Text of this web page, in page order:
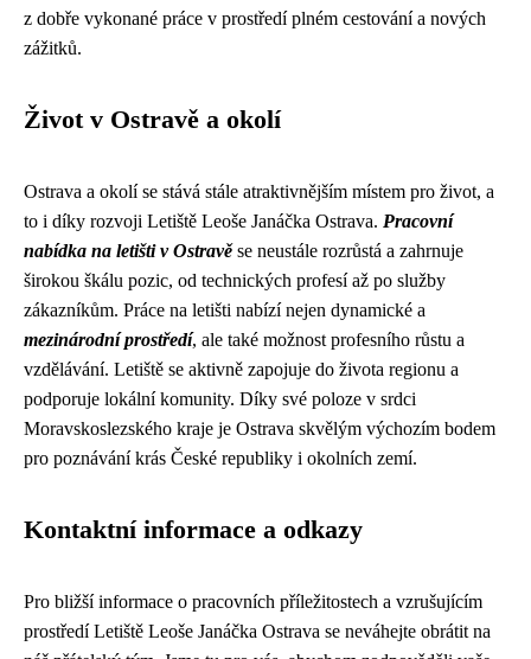
z dobře vykonané práce v prostředí plném cestování a nových
zážitků.
Život v Ostravě a okolí
Ostrava a okolí se stává stále atraktivnějším místem pro život, a
to i díky rozvoji Letiště Leoše Janáčka Ostrava. Pracovní
nabídka na letišti v Ostravěse neustále rozrůstá a zahrnuje
širokou škálu pozic, od technických profesí až po služby
zákazníkům. Práce na letišti nabízí nejen dynamické a
mezinárodní prostředí, ale také možnost profesního růstu a
vzdělávání. Letiště se aktivně zapojuje do života regionu a
podporuje lokální komunity. Díky své poloze v srdci
Moravskoslezského kraje je Ostrava skvělým výchozím bodem
pro poznávání krás České republiky i okolních zemí.
Kontaktní informace a odkazy
Pro bližší informace o pracovních příležitostech a vzrušujícím
prostředí Letiště Leoše Janáčka Ostrava se neváhejte obrátit na